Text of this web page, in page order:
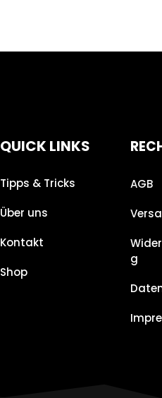
QUICK LINKS
Tipps & Tricks
Über uns
Kontakt
Shop
AGB
g